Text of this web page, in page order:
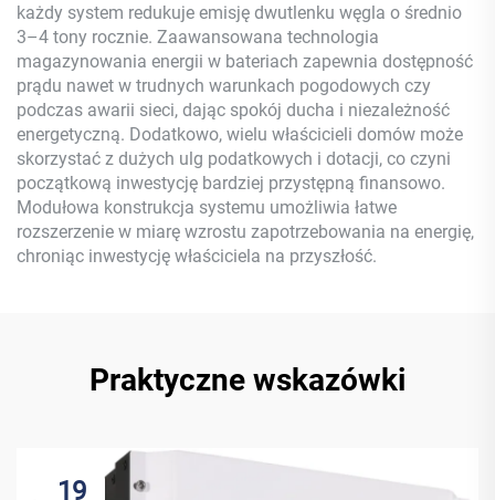
każdy system redukuje emisję dwutlenku węgla o średnio
3–4 tony rocznie. Zaawansowana technologia
magazynowania energii w bateriach zapewnia dostępność
prądu nawet w trudnych warunkach pogodowych czy
podczas awarii sieci, dając spokój ducha i niezależność
energetyczną. Dodatkowo, wielu właścicieli domów może
skorzystać z dużych ulg podatkowych i dotacji, co czyni
początkową inwestycję bardziej przystępną finansowo.
Modułowa konstrukcja systemu umożliwia łatwe
rozszerzenie w miarę wzrostu zapotrzebowania na energię,
chroniąc inwestycję właściciela na przyszłość.
Praktyczne wskazówki
19